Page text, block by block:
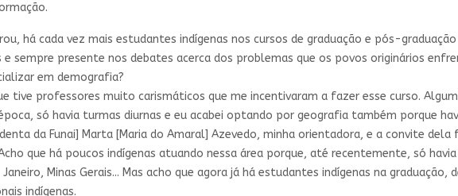
há cada vez mais estudantes indígenas nos cursos de graduação e pós-
sempre presente nos debates acerca dos problemas que os povos originários
em demografia?
tive professores muito carismáticos que me incentivaram a fazer esse curso.
só havia turmas diurnas e eu acabei optando por geografia também porque
da Funai] Marta [Maria do Amaral] Azevedo, minha orientadora, e a convite
que há poucos indígenas atuando nessa área porque, até recentemente, só
Minas Gerais... Mas acho que agora já há estudantes indígenas na
indígenas.